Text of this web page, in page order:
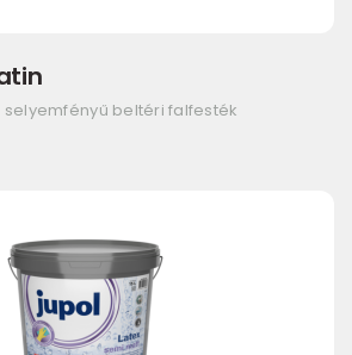
beltéri falfesték